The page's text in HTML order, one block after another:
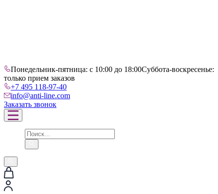
Понедельник-пятница: с 10:00 до 18:00Суббота-воскресенье:
только прием заказов
+7 495 118-97-40
info@anti-line.com
Заказать звонок